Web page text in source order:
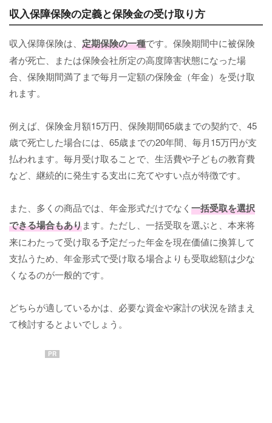
収入保障保険の定義と保険金の受け取り方
収入保障保険は、 定期保険の一種です。保険期間中に被保険
者が死亡、または保険会社所定の高度障害状態になった場
合、保険期間満了まで毎月一定額の保険金（年金）を受け取
れます。
例えば、保険金月額15万円、保険期間65歳までの契約で、45
歳で死亡した場合には、65歳までの20年間、毎月15万円が支
払われます。毎月受け取ることで、生活費や子どもの教育費
など、継続的に発生する支出に充てやすい点が特徴です。
また、多くの商品では、年金形式だけでなく 一括受取を選択
できる場合もあります。ただし、一括受取を選ぶと、本来将
来にわたって受け取る予定だった年金を現在価値に換算して
支払うため、年金形式で受け取る場合よりも受取総額は少な
くなるのが一般的です。
どちらが適しているかは、必要な資金や家計の状況を踏まえ
て検討するとよいでしょう。
PR